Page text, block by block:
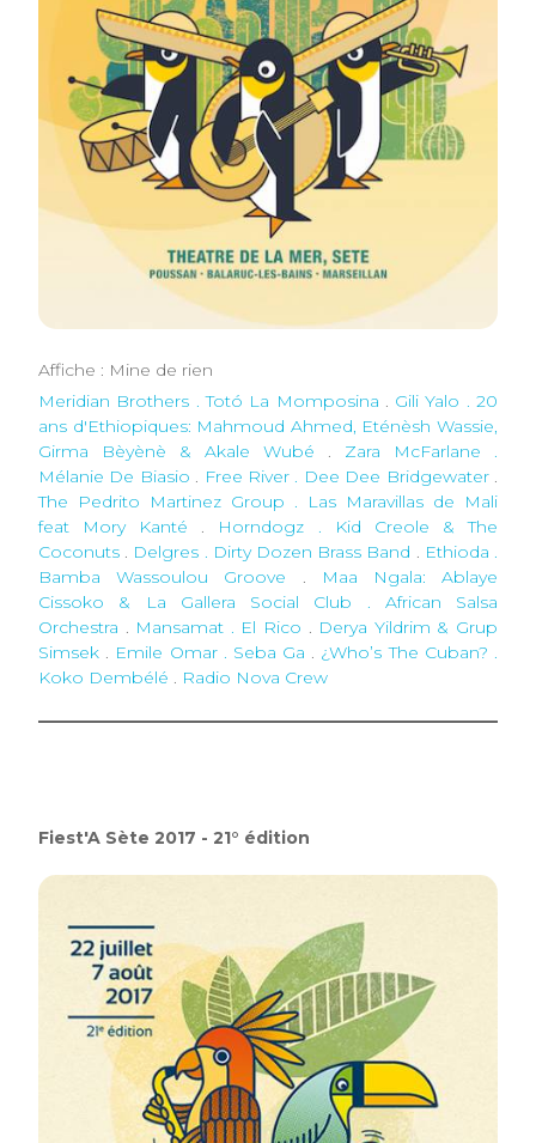
Affiche : Mine de rien
Meridian Brothers . Totó La Momposina . Gili Yalo . 20
ans d'Ethiopiques: Mahmoud Ahmed, Eténèsh Wassie,
Girma Bèyènè & Akale Wubé . Zara McFarlane .
Mélanie De Biasio . Free River . Dee Dee Bridgewater.
The Pedrito Martinez Group . Las Maravillas de Mali
feat Mory Kanté . Horndogz . Kid Creole & The
Coconuts . Delgres . Dirty Dozen Brass Band . Ethioda .
Bamba Wassoulou Groove .
Maa Ngala: Ablaye
Cissoko & La Gallera Social Club . African Salsa
Orchestra . Mansamat . El Rico . Derya Yildrim & Grup
Simsek . Emile Omar . Seba Ga . ¿Who’s The Cuban? .
Koko Dembélé . Radio Nova Crew
Fiest'A Sète 2017 - 21° édition